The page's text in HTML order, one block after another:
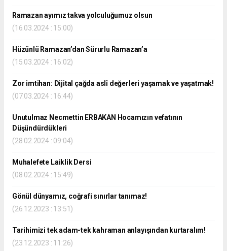
Ramazan ayımız takva yolculuğumuz olsun
(16.03.2024 : 15:00)
Hüzünlü Ramazan’dan Sürurlu Ramazan’a
(15.03.2024 : 16:02)
Zor imtihan: Dijital çağda aslî değerleri yaşamak ve yaşatmak!
(07.03.2024 : 16:44)
Unutulmaz Necmettin ERBAKAN Hocamızın vefatının
Düşündürdükleri
(28.02.2024 : 09:04)
Muhalefete Laiklik Dersi
(08.02.2024 : 15:49)
Gönül dünyamız, coğrafi sınırlar tanımaz!
(26.12.2023 : 13:51)
Tarihimizi tek adam-tek kahraman anlayışından kurtaralım!
(23.12.2023 : 11:26)